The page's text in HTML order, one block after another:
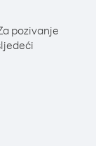
pozivanje